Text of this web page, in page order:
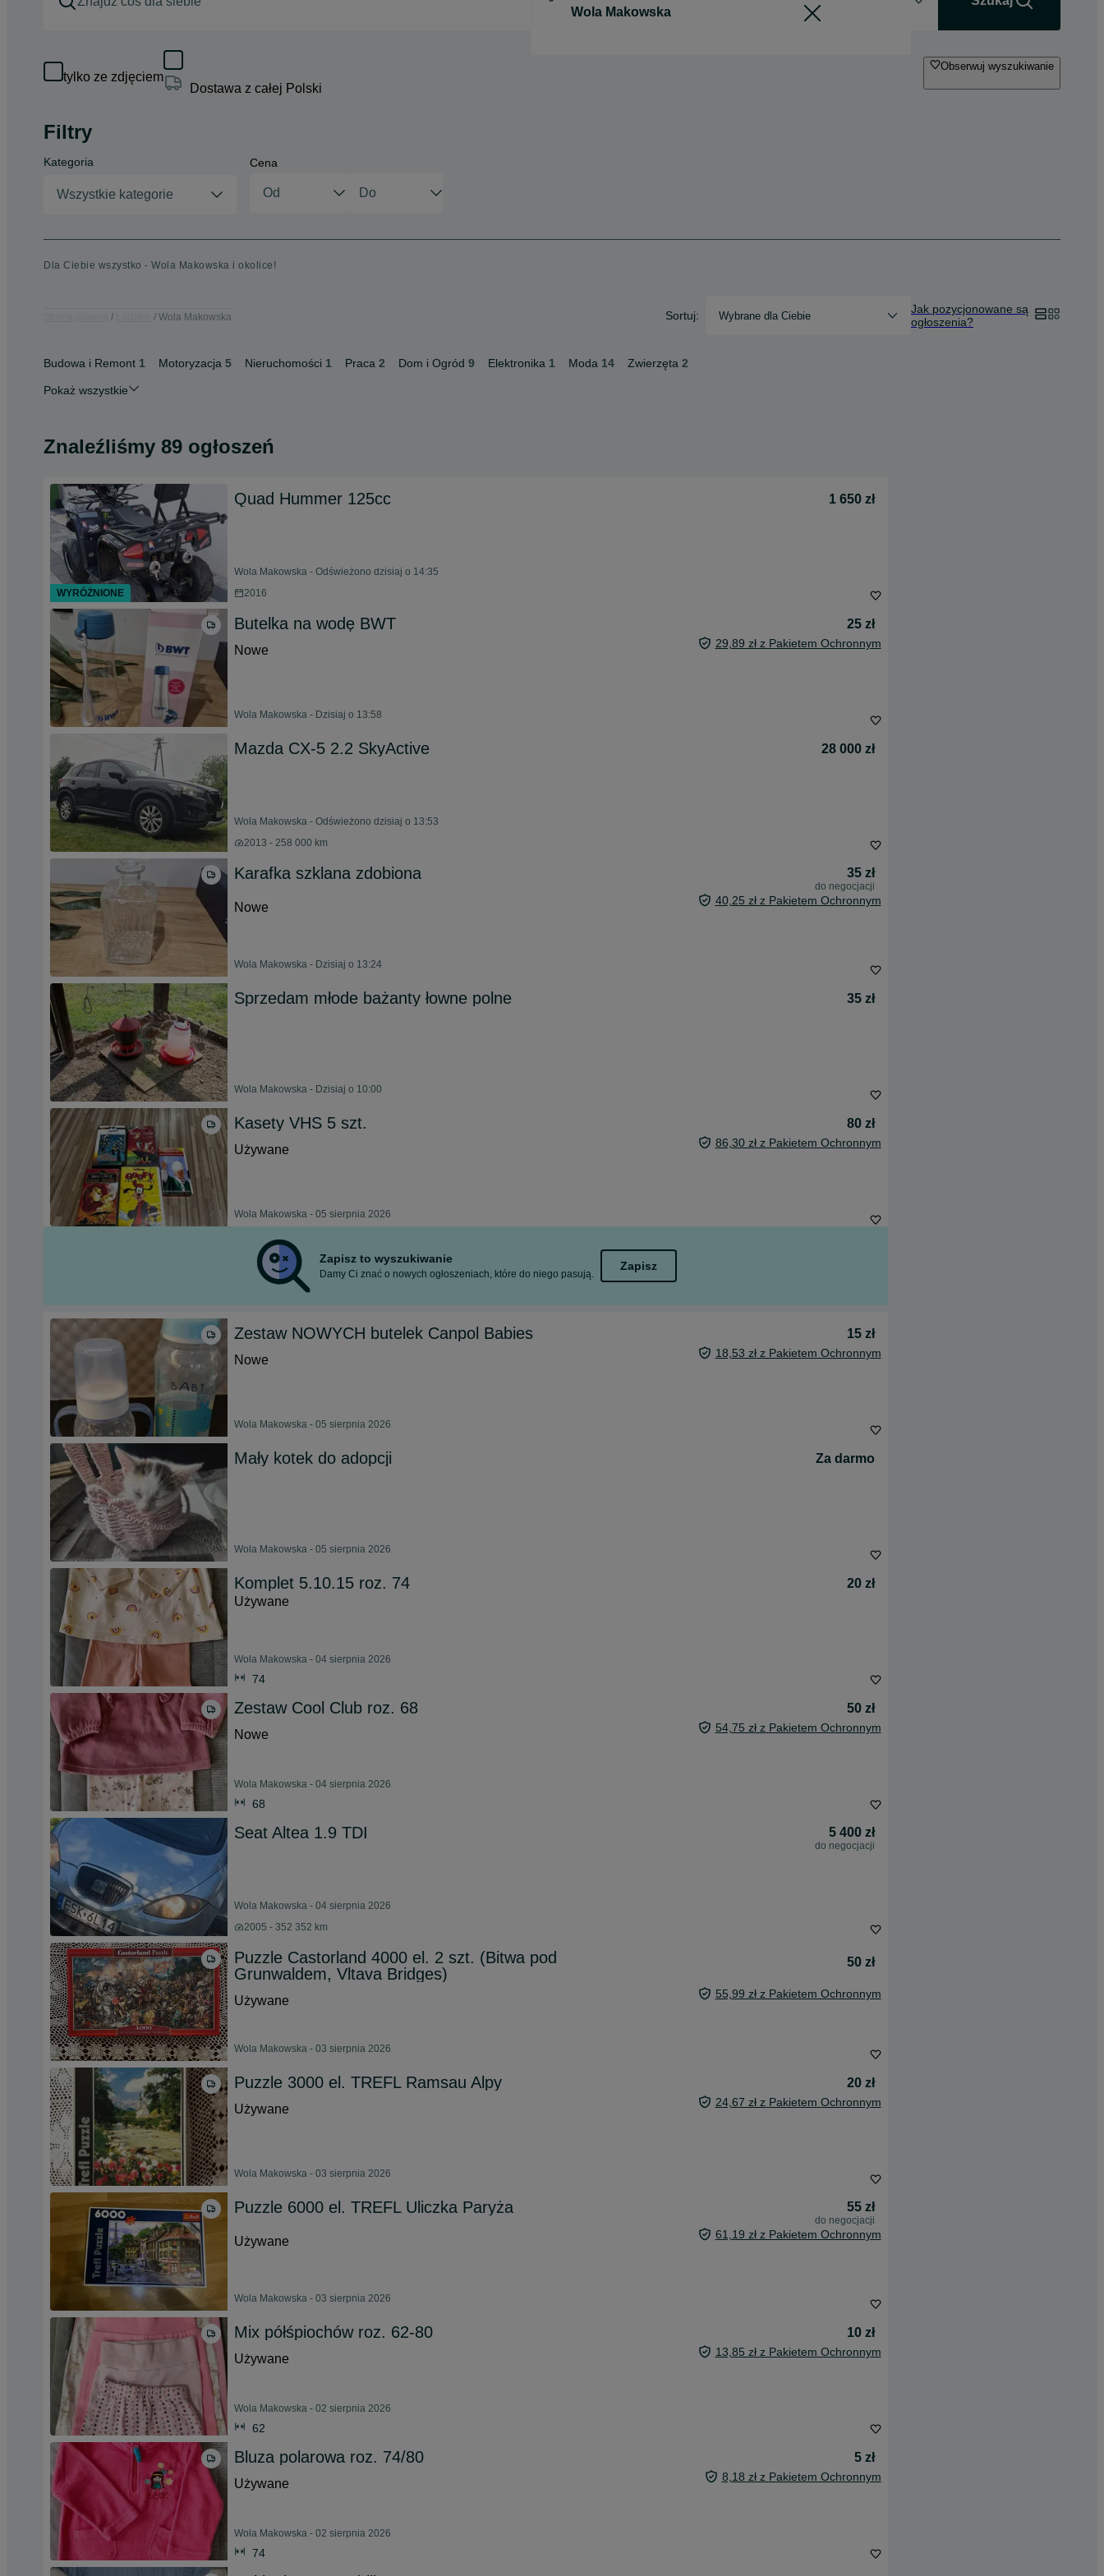
tylko ze zdjęciem
Dostawa z całej Polski
Obserwuj wyszukiwanie
Filtry
Kategoria
Wszystkie kategorie
Cena
Dla Ciebie wszystko - Wola Makowska i okolice!
Wola Makowska Sortuj: Wybrane dla Ciebie
Jak pozycjonowane są
ogłoszenia?
Budowa i Remont 1 Motoryzacja 5 Nieruchomości 1 Praca 2 Dom i Ogród 9 Elektronika 1 Moda 14 Zwierzęta 2
Pokaż wszystkie
Znaleźliśmy 89 ogłoszeń
Quad Hummer 125cc 1 650 zł
Wola Makowska - Odświeżono dzisiaj o 14:35
2016
Butelka na wodę BWT
25 zł
Nowe
29,89 zł z Pakietem Ochronnym
Wola Makowska - Dzisiaj o 13:58
Mazda CX-5 2.2 SkyActive 28 000 zł
Wola Makowska - Odświeżono dzisiaj o 13:53
2013 - 258 000 km
Karafka szklana zdobiona 35 zł
do negocjacji
Nowe 40,25 zł z Pakietem Ochronnym
Wola Makowska - Dzisiaj o 13:24
Sprzedam młode bażanty łowne polne 35 zł
Wola Makowska - Dzisiaj o 10:00
Kasety VHS 5 szt.
80 zł
Używane
86,30 zł z Pakietem Ochronnym
Wola Makowska - 05 sierpnia 2026
Zapisz to wyszukiwanie
Damy Ci znać o nowych ogłoszeniach, które do niego pasują.
Zapisz
Zestaw NOWYCH butelek Canpol Babies
15 zł
Nowe
18,53 zł z Pakietem Ochronnym
Wola Makowska - 05 sierpnia 2026
Mały kotek do adopcji Za darmo
Wola Makowska - 05 sierpnia 2026
Komplet 5.10.15 roz. 74
20 zł
Używane
Wola Makowska - 04 sierpnia 2026
74
Zestaw Cool Club roz. 68
50 zł
Nowe
54,75 zł z Pakietem Ochronnym
Wola Makowska - 04 sierpnia 2026
68
Seat Altea 1.9 TDI 5 400 zł
do negocjacji
Wola Makowska - 04 sierpnia 2026
2005 - 352 352 km
Puzzle Castorland 4000 el. 2 szt. (Bitwa pod
Grunwaldem, Vltava Bridges)
50 zł
Używane 55,99 zł z Pakietem Ochronnym
Wola Makowska - 03 sierpnia 2026
Puzzle 3000 el. TREFL Ramsau Alpy
20 zł
Używane
24,67 zł z Pakietem Ochronnym
Wola Makowska - 03 sierpnia 2026
Puzzle 6000 el. TREFL Uliczka Paryża 55 zł
do negocjacji
Używane 61,19 zł z Pakietem Ochronnym
Wola Makowska - 03 sierpnia 2026
Mix półśpiochów roz. 62-80
10 zł
Używane
13,85 zł z Pakietem Ochronnym
Wola Makowska - 02 sierpnia 2026
62
Bluza polarowa roz. 74/80
5 zł
Używane
8,18 zł z Pakietem Ochronnym
Wola Makowska - 02 sierpnia 2026
74
WYRÓŻNIONE